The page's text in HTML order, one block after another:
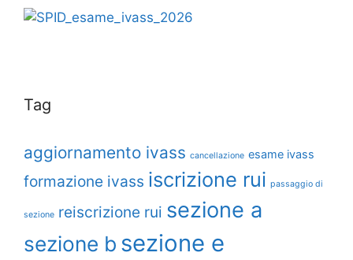
Tag
aggiornamento ivass cancellazione esame ivass
formazione ivass iscrizione rui passaggio di
sezione reiscrizione rui sezione a
sezione b sezione e